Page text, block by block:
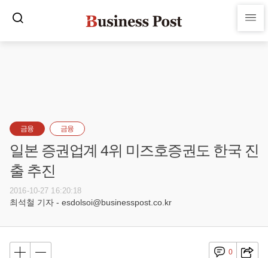
금융 금융
일본 증권업계 4위 미즈호증권도 한국 진
출 추진
2016-10-27 16:20:18
최석철 기자 - esdolsoi@businesspost.co.kr
0